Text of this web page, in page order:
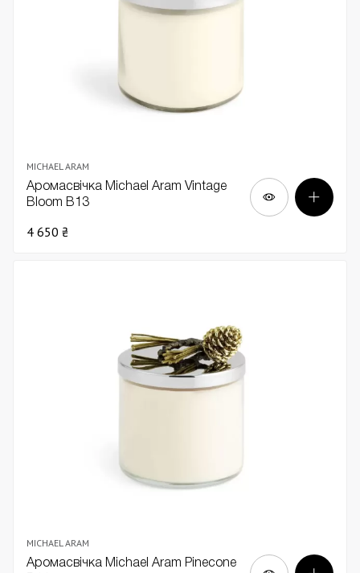
MICHAEL ARAM
Аромасвічка Michael Aram Vintage
Bloom В13
4 650 ₴
MICHAEL ARAM
Аромасвічка Michael Aram Pinecone